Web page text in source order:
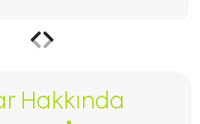
Önceki
göster
göster
Hakkında